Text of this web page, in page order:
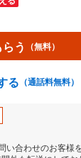
う （無料）
る （通話料無料）
い合わせのお客様